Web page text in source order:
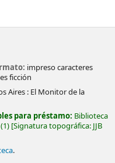
impreso caracteres
ficción
Aires : El Monitor de la
para préstamo: Biblioteca
(1) Signatura topográfica: JJB
.